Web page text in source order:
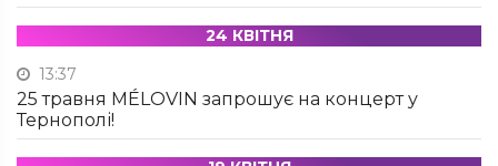
24 КВІТНЯ
13:37
25 травня MÉLOVIN запрошує на концерт у
Тернополі!